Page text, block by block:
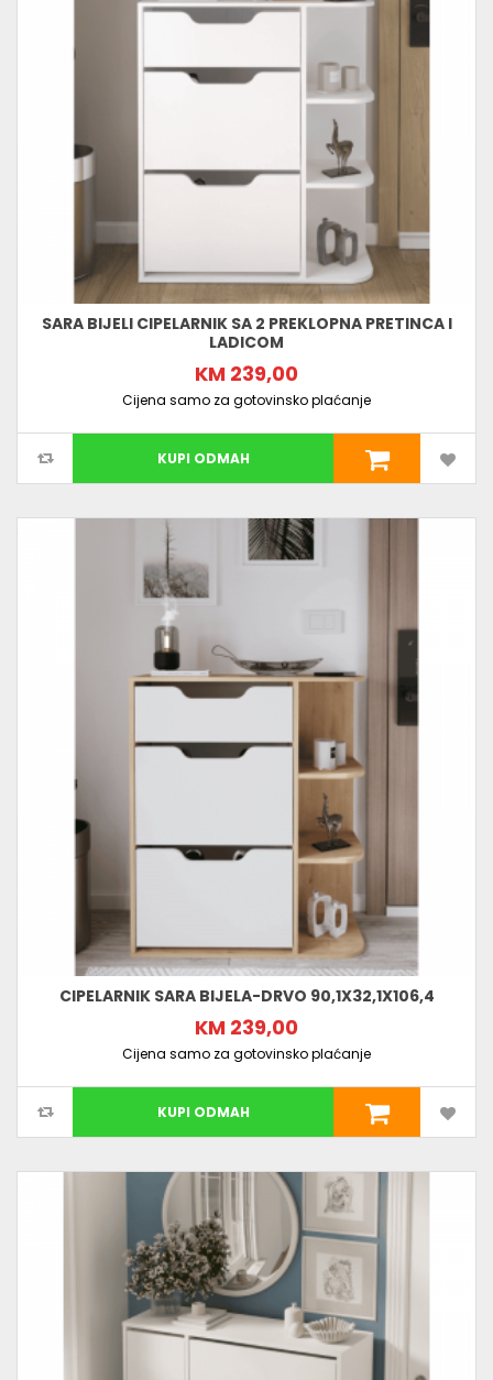
SARA BIJELI CIPELARNIK SA 2 PREKLOPNA PRETINCA I
LADICOM
KM 239,00
Cijena samo za gotovinsko plaćanje
KUPI ODMAH
CIPELARNIK SARA BIJELA-DRVO 90,1X32,1X106,4
KM 239,00
Cijena samo za gotovinsko plaćanje
KUPI ODMAH